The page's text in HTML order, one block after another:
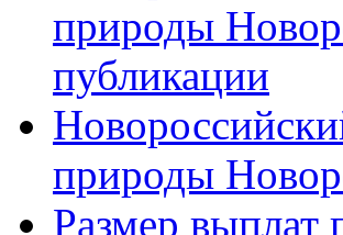
природы
публикации
природы
Размер выплат